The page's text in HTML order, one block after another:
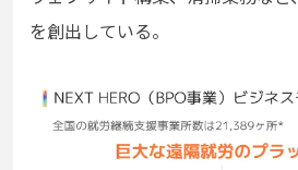
を創出している。